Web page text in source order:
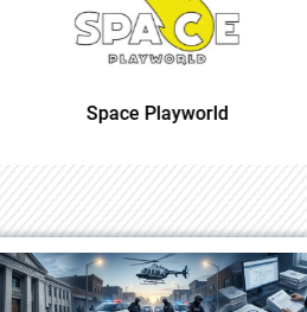
Albrook Bowling